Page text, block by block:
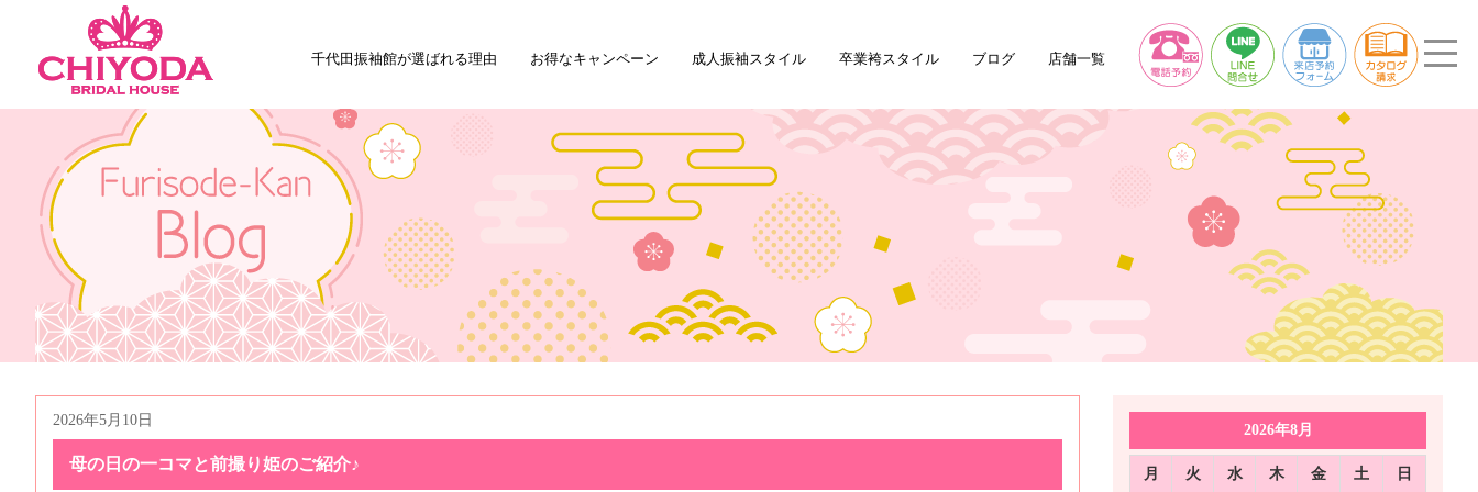
千代田振袖館が選ばれる理由 お得なキャンペーン 成人振袖スタイル 卒業袴スタイル ブログ 店舗一覧
2026年5月10日
母の日の一コマと前撮り姫のご紹介♪
2026年8月
月 火 水 木 金 土 日